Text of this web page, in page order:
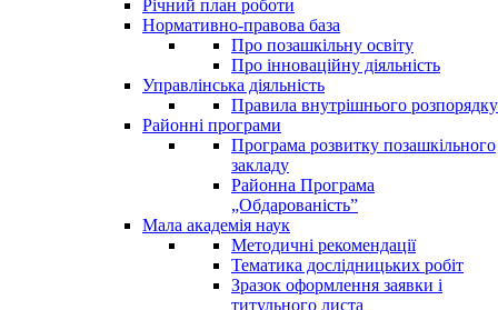
Річний план роботи
Нормативно-правова база
Про позашкільну освіту
Про інноваційну діяльність
Управлінська діяльність
Правила внутрішнього розпорядку
Районні програми
Програма розвитку позашкільного
закладу
Районна Програма
„Обдарованість”
Мала академія наук
Методичні рекомендації
Тематика дослідницьких робіт
Зразок оформлення заявки і
титульного листа